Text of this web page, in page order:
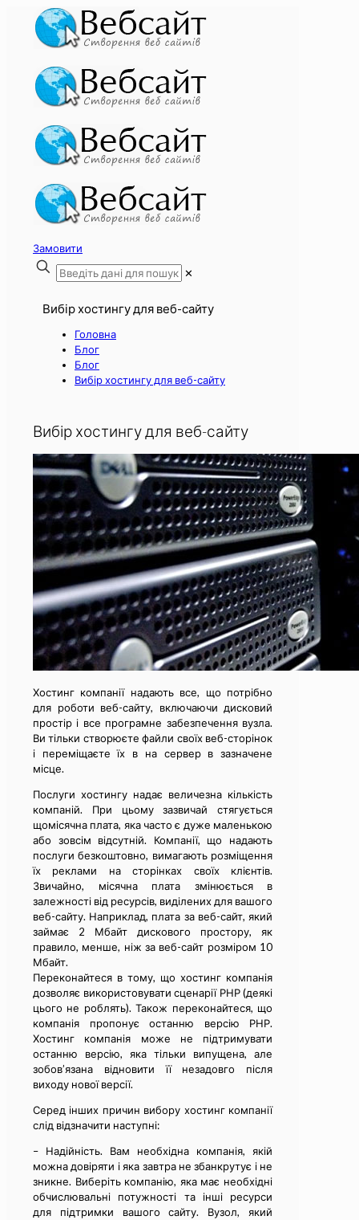
Замовити
✕
Вибір хостингу для веб-сайту
Головна
Блог
Блог
Вибір хостингу для веб-сайту
Вибір хостингу для веб-сайту
Хостинг компанії надають все, що потрібно
для роботи веб-сайту, включаючи дисковий
простір і все програмне забезпечення вузла.
Ви тільки створюєте файли своїх веб-сторінок
і переміщаєте їх в на сервер в зазначене
місце.
Послуги хостингу надає величезна кількість
компаній. При цьому зазвичай стягується
щомісячна плата, яка часто є дуже маленькою
або зовсім відсутній. Компанії, що надають
послуги безкоштовно, вимагають розміщення
їх реклами на сторінках своїх клієнтів.
Звичайно, місячна плата змінюється в
залежності від ресурсів, виділених для вашого
веб-сайту. Наприклад, плата за веб-сайт, який
займає 2 Мбайт дискового простору, як
правило, менше, ніж за веб-сайт розміром 10
Мбайт.
Переконайтеся в тому, що хостинг компанія
дозволяє використовувати сценарії РНР (деякі
цього не роблять). Також переконайтеся, що
компанія пропонує останню версію РНР.
Хостинг компанія може не підтримувати
останню версію, яка тільки випущена, але
зобов’язана відновити її незадовго після
виходу нової версії.
Серед інших причин вибору хостинг компанії
слід відзначити наступні:
– Надійність. Вам необхідна компанія, якій
можна довіряти і яка завтра не збанкрутує і не
зникне. Виберіть компанію, яка має необхідні
обчислювальні потужності та інші ресурси
для підтримки вашого сайту. Вузол, який